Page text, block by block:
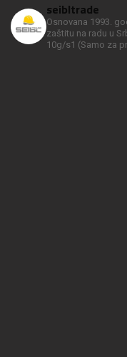
seibltrade
Osnovana 1993.
zaštitu na radu u
10g/s1 (Samo za